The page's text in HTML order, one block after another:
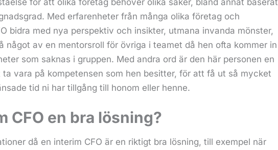
Med erfarenheter från många olika företag och
bidra med nya perspektiv och insikter, utmana invanda mönster,
något av en mentorsroll för övriga i teamet då hen ofta kommer in
som saknas i gruppen. Med andra ord är den här personen en
vara på kompetensen som hen besitter, för att få ut så mycket
tid ni har tillgång till honom eller henne.
CFO en bra lösning?
då en interim CFO är en riktigt bra lösning, till exempel när